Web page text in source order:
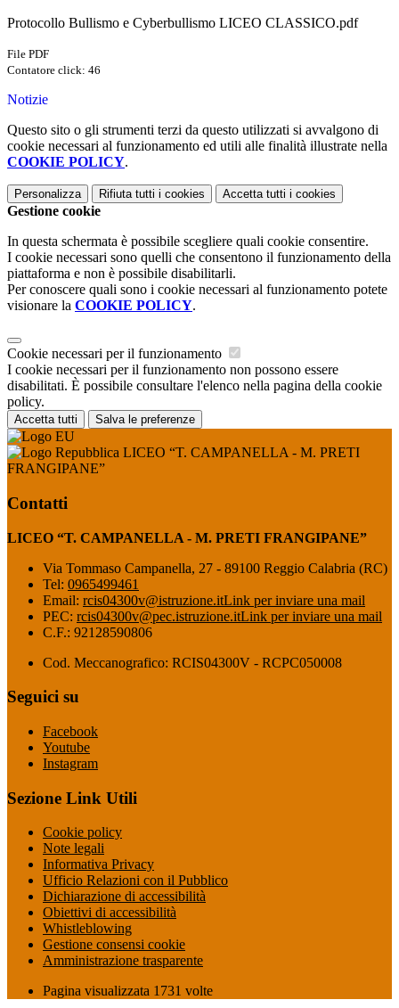
Protocollo Bullismo e Cyberbullismo LICEO CLASSICO.pdf
File PDF
Contatore click: 46
Notizie
Questo sito o gli strumenti terzi da questo utilizzati si avvalgono di
cookie necessari al funzionamento ed utili alle finalità illustrate nella
COOKIE POLICY.
Personalizza Rifiuta tutti i cookies Accetta tutti i cookies
Gestione cookie
In questa schermata è possibile scegliere quali cookie consentire.
I cookie necessari sono quelli che consentono il funzionamento della
piattaforma e non è possibile disabilitarli.
Per conoscere quali sono i cookie necessari al funzionamento potete
visionare la COOKIE POLICY.
Cookie necessari per il funzionamento
I cookie necessari per il funzionamento non possono essere
disabilitati. È possibile consultare l'elenco nella pagina della cookie
policy.
Accetta tutti Salva le preferenze
LICEO “T. CAMPANELLA - M. PRETI
FRANGIPANE”
Contatti
LICEO “T. CAMPANELLA - M. PRETI FRANGIPANE”
Via Tommaso Campanella, 27 - 89100 Reggio Calabria (RC)
Tel: 0965499461
Email: rcis04300v@istruzione.itLink per inviare una mail
PEC: rcis04300v@pec.istruzione.itLink per inviare una mail
C.F.: 92128590806
Cod. Meccanografico: RCIS04300V - RCPC050008
Seguici su
Facebook
Youtube
Instagram
Sezione Link Utili
Cookie policy
Note legali
Informativa Privacy
Ufficio Relazioni con il Pubblico
Dichiarazione di accessibilità
Obiettivi di accessibilità
Whistleblowing
Gestione consensi cookie
Amministrazione trasparente
Pagina visualizzata 1731 volte